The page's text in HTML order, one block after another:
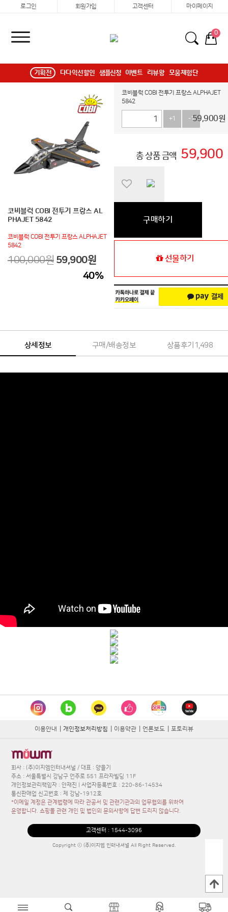
로그인 회원가입 고객센터 마이페이지
0
기획전 다다익선할인 샘플신청 이벤트 리뷰왕 모움체험단
코비블럭 COBI 전투기 프랑스 AL
PHAJET 5842
코비블럭 COBI 전투기 프랑스 ALPHAJET
5842
100,000원 59,900원
40%
코비블럭 COBI 전투기 프랑스 ALPHAJET
5842
+1 -159,900원
총 상품 금액 59,900
구매하기
선물하기
상세정보 구매/배송정보 상품후기 1,498
이용안내 개인정보처리방침 이용약관 언론보도 포토리뷰
회사 : (주)이지엠인터내셔널 / 대표 : 양을기
주소 : 서울특별시 강남구 언주로 551 프라자빌딩 11F
개인정보관리책임자 : 안재진 | 사업자등록번호 : 220-86-14534
통신판매업 신고번호 : 제 강남-1912호
*이메일 계정은 관계법령에 따라 관공서 및 관련기관과의 업무협의를 위하여
운영합니다. 쇼핑몰 관련 개인 및 법인의 문의사항에 답변 드리지 않습니다.
고객센터 : 1544-3096
Copyright ⓒ (주)이지엠 인터내셔널 All Right Reserved.